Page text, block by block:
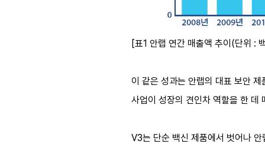
[표1 안랩 연간 매출액 추이(단위 :
이 같은 성과는 안랩의 대표 보안
사업이 성장의 견인차 역할을 한 데
V3는 단순 백신 제품에서 벗어나